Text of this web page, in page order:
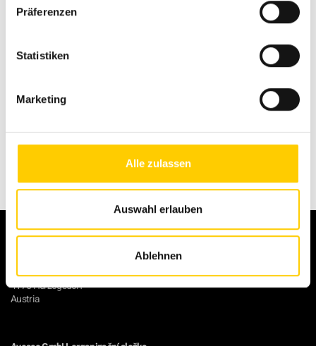
Präferenzen
Statistiken
Marketing
Alle zulassen
Auswahl erlauben
Ablehnen
Gerling 95
4175 Herzogsdorf
Austria